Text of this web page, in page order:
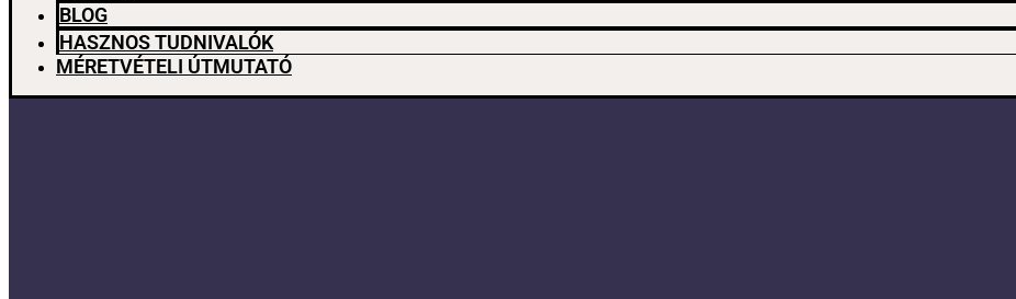
BLOG
HASZNOS TUDNIVALÓK
MÉRETVÉTELI ÚTMUTATÓ